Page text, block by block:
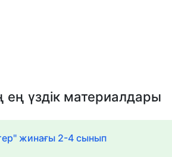
үздік материалдары
жинағы 2-4 сынып